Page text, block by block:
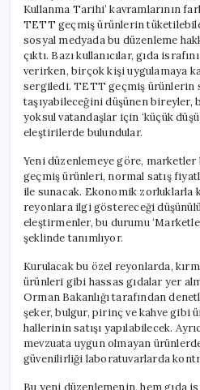
Kullanma Tarihi’ kavramlarının
TETT geçmiş ürünlerin
sosyal medyada bu düzenleme
çıktı. Bazı kullanıcılar, gıda
verirken, birçok kişi uygulamaya
sergiledi. TETT geçmiş ürünlerin
taşıyabileceğini düşünen bireyler,
yoksul vatandaşlar için ‘küçük
eleştirilerde bulundular.
Yeni düzenlemeye göre,
geçmiş ürünleri, normal satış
ile sunacak. Ekonomik zorluklarla
reyonlara ilgi göstereceği
eleştirmenler, bu durumu
şeklinde tanımlıyor.
Kurulacak bu özel reyonlarda,
ürünleri gibi hassas gıdalar yer
Orman Bakanlığı tarafından
şeker, bulgur, pirinç ve kahve gibi
hallerinin satışı yapılabilecek.
mevzuata uygun olmayan
güvenilirliği laboratuvarlarda
Bu yeni düzenlemenin, hem gıda